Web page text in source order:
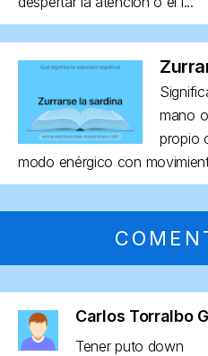
mano
propio
modo enérgico con
Carlos Torralbo
Tener puto down